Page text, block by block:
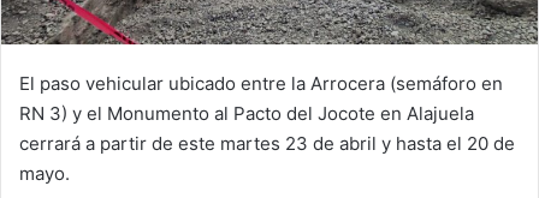
El paso vehicular ubicado entre la Arrocera (semáforo en
RN 3) y el Monumento al Pacto del Jocote en Alajuela
cerrará a partir de este martes 23 de abril y hasta el 20 de
mayo.